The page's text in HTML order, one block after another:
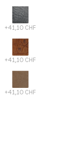
+41,10 CHF
+41,10 CHF
+41,10 CHF